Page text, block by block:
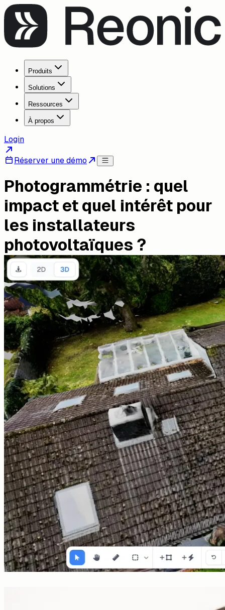
Produits
Solutions
Ressources
À propos
Login
Réserver une démo
Photogrammétrie : quel
impact et quel intérêt pour
les installateurs
photovoltaïques ?